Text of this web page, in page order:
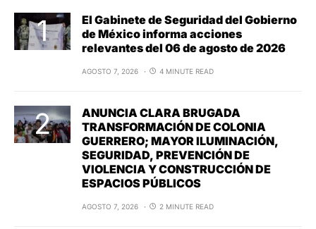
El Gabinete de Seguridad del Gobierno
de México informa acciones
relevantes del 06 de agosto de 2026
AGOSTO 7, 2026 4 MINUTE READ
ANUNCIA CLARA BRUGADA
TRANSFORMACIÓN DE COLONIA
GUERRERO; MAYOR ILUMINACIÓN,
SEGURIDAD, PREVENCIÓN DE
VIOLENCIA Y CONSTRUCCIÓN DE
ESPACIOS PÚBLICOS
AGOSTO 7, 2026 2 MINUTE READ